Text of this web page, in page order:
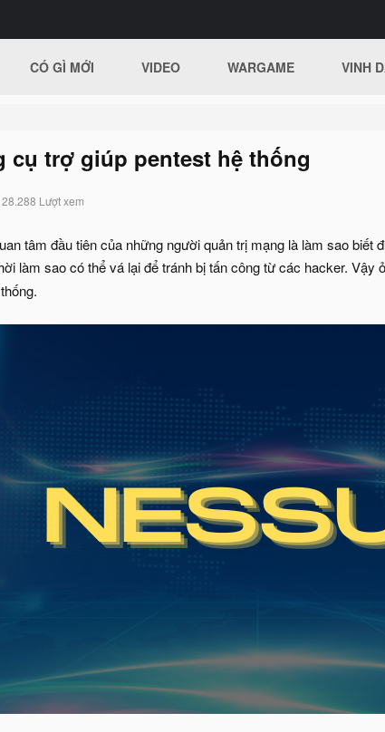
CÓ GÌ MỚI VIDEO WARGAME VINH
cụ trợ giúp pentest hệ thống
28.288 Lượt xem
tâm đầu tiên của những người quản trị mạng là làm sao biết
làm sao có thể vá lại để tránh bị tấn công từ các hacker. Vậy